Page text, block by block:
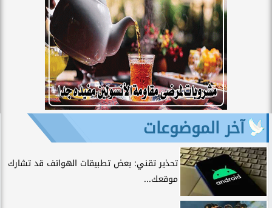
آخر الموضوعات
تحذير تقني: بعض تطبيقات الهواتف قد تشارك
موقعك...